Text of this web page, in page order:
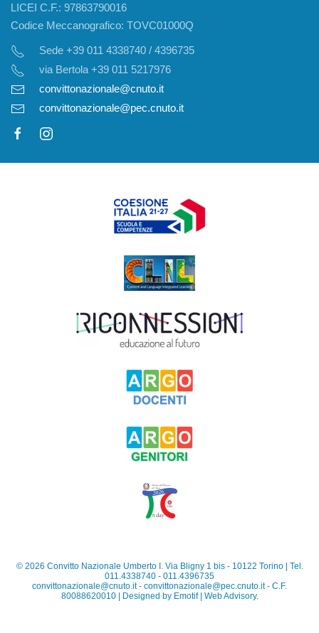
LICEI C.F.: 97863790016
Codice Meccanografico: TOVC01000Q
Sede +39 011 4338740 / 4396735
via Bertola +39 011 5217976
convittonazionale@cnuto.it
convittonazionale@pec.cnuto.it
© 2026 Convitto Nazionale Umberto I. Via Bligny 1 bis - 10122 Torino | Tel.
011.4338740 - 011.4396735
convittonazionale@cnuto.it- convittonazionale@pec.cnuto.it- C.F.
80088620010 | Designed by Emotif | Web Advisory.